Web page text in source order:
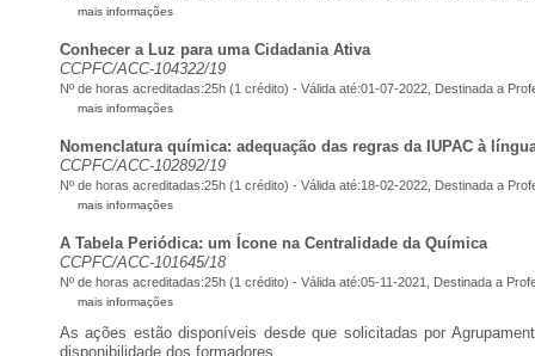
mais informações
Conhecer a Luz para uma Cidadania Ativa
CCPFC/ACC-104322/19
Nº de horas acreditadas:25h (1 crédito) - Válida até:01-07-2022, Destinada a
mais informações
Nomenclatura química: adequação das regras da IUPAC à
CCPFC/ACC-102892/19
Nº de horas acreditadas:25h (1 crédito) - Válida até:18-02-2022, Destinada a
mais informações
A Tabela Periódica: um Ícone na Centralidade da Química
CCPFC/ACC-101645/18
Nº de horas acreditadas:25h (1 crédito) - Válida até:05-11-2021, Destinada a
mais informações
As ações estão disponíveis desde que solicitadas por
disponibilidade dos formadores.